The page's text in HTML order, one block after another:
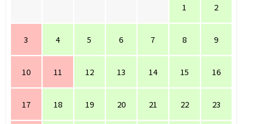
1 2
3 4 5 6 7 8 9
10 11 12 13 14 15 16
17 18 19 20 21 22 23